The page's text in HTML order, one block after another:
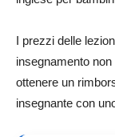
I prezzi delle
insegnamento
ottenere un
insegnante con